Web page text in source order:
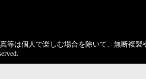
等は個人で楽しむ場合を除いて、無断複